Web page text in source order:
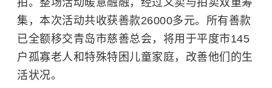
集，本次活动共收获善款26000多元。所有善款
已全额移交青岛市慈善总会，将用于平度市145
户孤寡老人和特殊特困儿童家庭，改善他们的生
活状况。